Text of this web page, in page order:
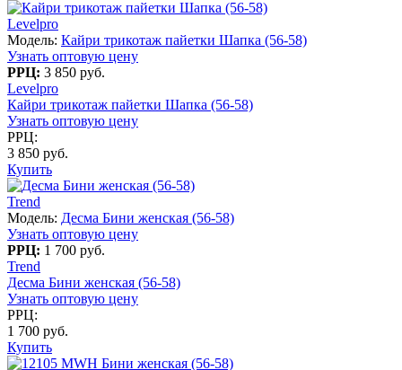
Levelpro
Модель: Кайри трикотаж пайетки Шапка (56-58)
Узнать оптовую цену
РРЦ: 3 850 руб.
Levelpro
Кайри трикотаж пайетки Шапка (56-58)
Узнать оптовую цену
РРЦ:
3 850 руб.
Купить
Trend
Модель: Десма Бини женская (56-58)
Узнать оптовую цену
РРЦ: 1 700 руб.
Trend
Десма Бини женская (56-58)
Узнать оптовую цену
РРЦ:
1 700 руб.
Купить